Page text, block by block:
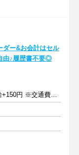
ダー&お会計はセル
由♪履歴書不要◎
時給1200円～【早朝】時給+150円 ※交通費支給